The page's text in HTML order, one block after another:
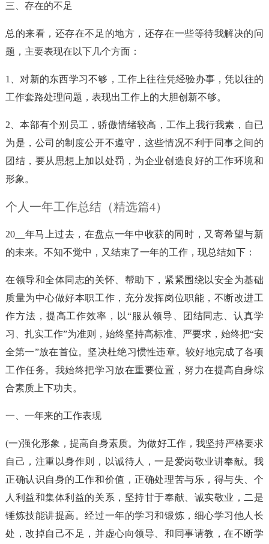
三、存在的不足
总的来看，还存在不足的地方，还存在一些等待我解决的问
题，主要表现在以下几个方面：
1、对新的东西学习不够，工作上往往凭经验办事，凭以往的
工作套路处理问题，表现出工作上的大胆创新不够。
2、本部有个别员工，骄傲情绪较高，工作上我行我素，自已
为是，公司的制度公开不遵守，这些情况不利于同事之间的
团结，要从思想上加以处罚，为企业创造良好的工作环境和
形象。
个人一年工作总结（精选篇4）
20__年马上过去，在盘点一年中收获的同时，又寄希望与新
的未来。不知不觉中，又结束了一年的工作，现总结如下：
在领导和全体同志的关怀、帮助下，紧紧围绕以安全为基础
质量为中心做好本职工作，充分发挥岗位职能，不断改进工
作方法，提高工作效率，以“服从领导、团结同志、认真学
习、扎实工作”为准则，始终坚持高标准、严要求，始终把“安
全第一”放在首位。坚决杜绝习惯性违章。较好地完成了各项
工作任务。我始终把学习放在重要位置，努力在提高自身综
合素质上下功夫。
一、一年来的工作表现
(一)强化形象，提高自身素质。为做好工作，我坚持严格要求
自己，注重以身作则，以诚待人，一是爱岗敬业讲奉献。我
正确认识自身的工作和价值，正确处理苦与乐，得与失、个
人利益和集体利益的关系，坚持甘于奉献、诚实敬业，二是
锤炼技能讲提高。经过一年的学习和锻炼，细心学习他人长
处，改掉自己不足，并虚心向领导、和同事请教，在不断学